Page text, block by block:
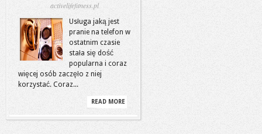
activelifefitness.pl
Usługa jaką jest
pranie na telefon w
ostatnim czasie
stała się dość
popularna i coraz
więcej osób zaczęło z niej
korzystać. Coraz...
READ MORE